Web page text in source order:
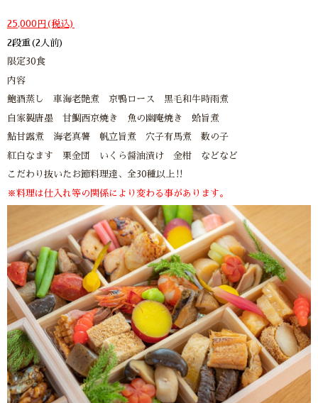
25,000円(税込)
2段重(2人前)
限定30食
内容
鮑酒蒸し 車海老艶煮 京鴨ロース 黒毛和牛時雨煮
自家製唐墨 甘鯛西京焼き 魚の幽庵焼き 蛤旨煮
鮎甘露煮 海老真薯 帆立旨煮 穴子有馬煮 数の子
紅白なます 栗金団 いくら醤油漬け 金柑 などなど
こだわり抜いたお節料理達、全30種以上‼︎
※料理は仕入れ等の関係により変わる事があります。